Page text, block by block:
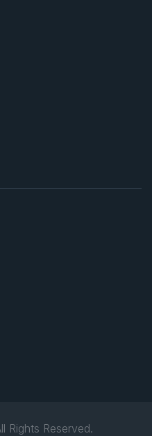
Rights Reserved.